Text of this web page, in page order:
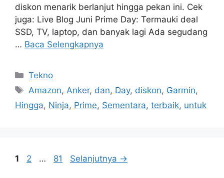
diskon menarik berlanjut hingga pekan ini. Cek
juga: Live Blog Juni Prime Day: Termauki deal
SSD, TV, laptop, dan banyak lagi Ada segudang
… Baca Selengkapnya
Kategori
Tekno
Tag
Amazon, Anker, dan, Day, diskon, Garmin,
Hingga, Ninja, Prime, Sementara, terbaik, untuk
Halaman
1 Halaman
2 … Halaman
81 Selanjutnya →